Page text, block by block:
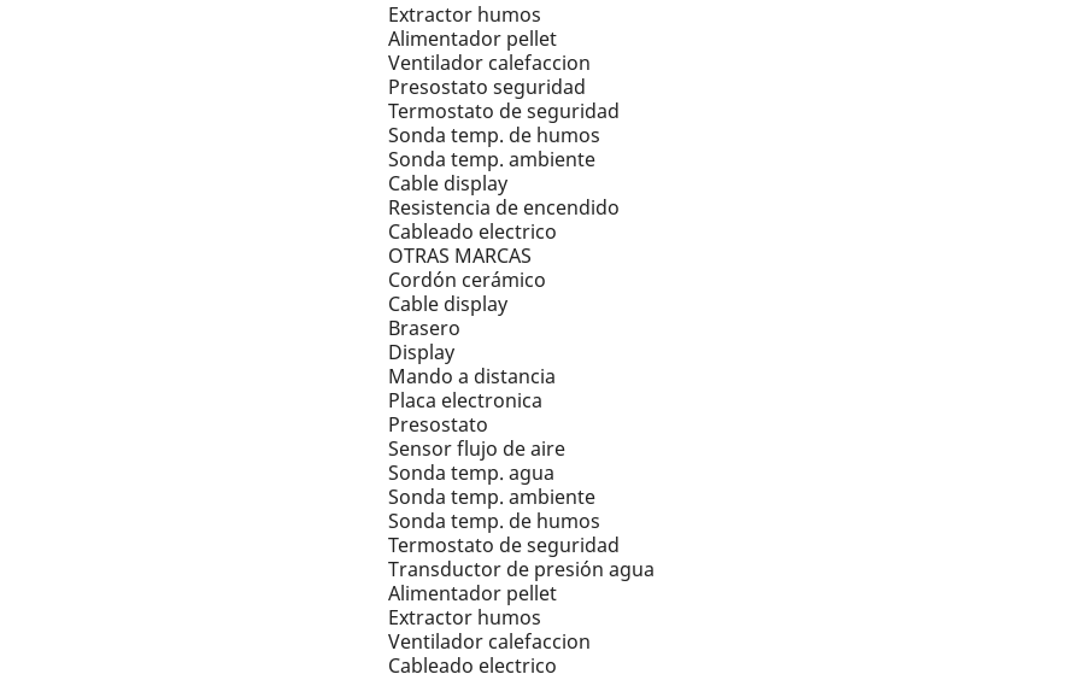
Extractor humos
Alimentador pellet
Ventilador calefaccion
Presostato seguridad
Termostato de seguridad
Sonda temp. de humos
Sonda temp. ambiente
Cable display
Resistencia de encendido
Cableado electrico
OTRAS MARCAS
Cordón cerámico
Cable display
Brasero
Display
Mando a distancia
Placa electronica
Presostato
Sensor flujo de aire
Sonda temp. agua
Sonda temp. ambiente
Sonda temp. de humos
Termostato de seguridad
Transductor de presión agua
Alimentador pellet
Extractor humos
Ventilador calefaccion
Cableado electrico